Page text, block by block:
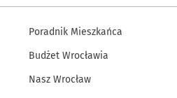
Poradnik Mieszkańca
Budżet Wrocławia
Nasz Wrocław